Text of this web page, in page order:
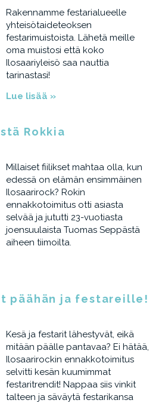
Rakennamme festarialueelle
yhteisötaideteoksen
festarimuistoista. Lähetä meille
oma muistosi että koko
Ilosaariyleisö saa nauttia
tarinastasi!
Lue lisää »
Rokkia
Millaiset fiilikset mahtaa olla, kun
edessä on elämän ensimmäinen
Ilosaarirock? Rokin
ennakkotoimitus otti asiasta
selvää ja jututti 23-vuotiasta
joensuulaista Tuomas Seppästä
aiheen tiimoilta.
päähän ja festareille!
Kesä ja festarit lähestyvät, eikä
mitään päälle pantavaa? Ei hätää,
Ilosaarirockin ennakkotoimitus
selvitti kesän kuumimmat
festaritrendit! Nappaa siis vinkit
talteen ja säväytä festarikansa